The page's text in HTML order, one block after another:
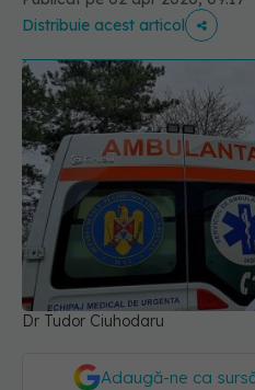
Distribuie acest articol
Dr Tudor Ciuhodaru
Adaugă-ne ca